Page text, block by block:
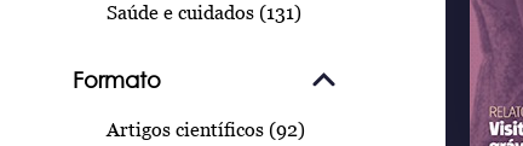
Saúde e cuidados (131)
Formato
Artigos científicos (92)